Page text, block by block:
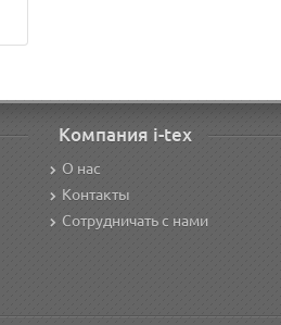
Компания i-tex
О нас
Контакты
Сотрудничать с нами